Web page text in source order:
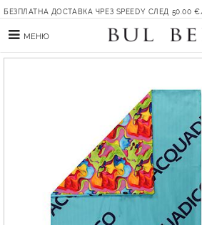
БЕЗПЛАТНА ДОСТАВКА ЧРЕЗ SPEEDY СЛЕД 50.00 €/
МЕНЮ